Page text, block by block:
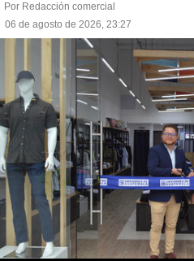
Por Redacción comercial
06 de agosto de 2026, 23:27